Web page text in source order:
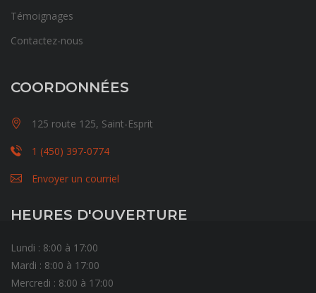
Témoignages
Contactez-nous
COORDONNÉES
125 route 125, Saint-Esprit
1 (450) 397-0774
Envoyer un courriel
HEURES D'OUVERTURE
Lundi : 8:00 à 17:00
Mardi : 8:00 à 17:00
Mercredi : 8:00 à 17:00